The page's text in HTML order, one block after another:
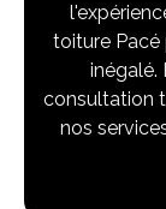
toiture Pacé
inégalé.
consultation
nos